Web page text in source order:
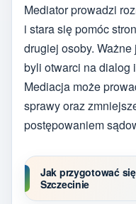
Mediator prowadzi
i stara się pomóc
drugiej osoby.
byli otwarci na dialog
Mediacja może
sprawy oraz
postępowaniem
Jak przygotować
Szczecinie